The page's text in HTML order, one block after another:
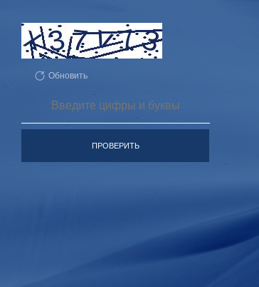
Обновить
ПРОВЕРИТЬ